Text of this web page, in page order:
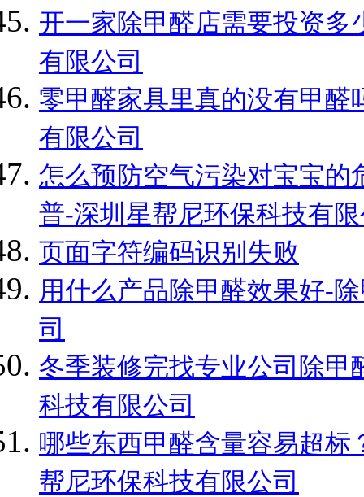
开一家除甲醛店需要投资
有限公司
零甲醛家具里真的没有甲醛
有限公司
怎么预防空气污染对宝宝的
普-深圳星帮尼环保科技有
页面字符编码识别失败
用什么产品除甲醛效果好-
司
冬季装修完找专业公司除
科技有限公司
哪些东西甲醛含量容易超
帮尼环保科技有限公司